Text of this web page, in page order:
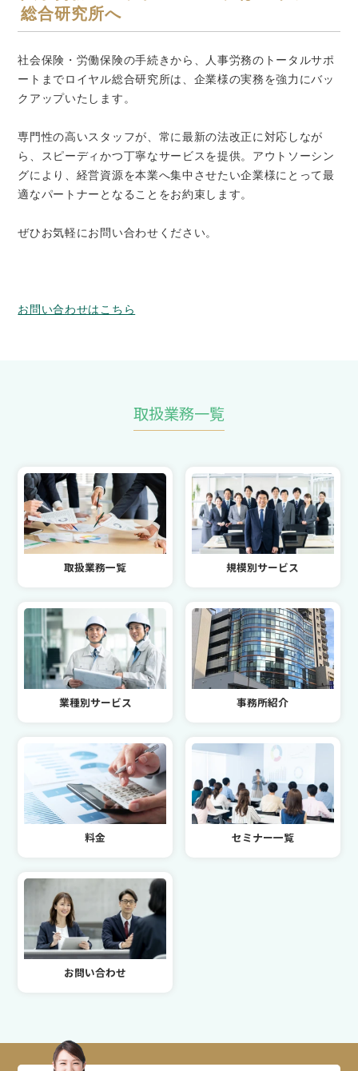
総合研究所へ
社会保険・労働保険の手続きから、人事労務のトータルサポ
ートまでロイヤル総合研究所は、企業様の実務を強力にバッ
クアップいたします。
専門性の高いスタッフが、常に最新の法改正に対応しなが
ら、スピーディかつ丁寧なサービスを提供。アウトソーシン
グにより、経営資源を本業へ集中させたい企業様にとって最
適なパートナーとなることをお約束します。
ぜひお気軽にお問い合わせください。
お問い合わせはこちら
取扱業務一覧
取扱業務一覧 規模別サービス
業種別サービス 事務所紹介
料金 セミナー一覧
お問い合わせ